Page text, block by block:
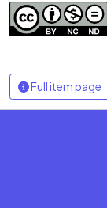
Full item page